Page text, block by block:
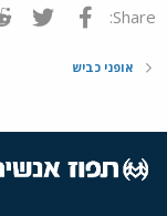
Share: פייסבוק
אופני כביש